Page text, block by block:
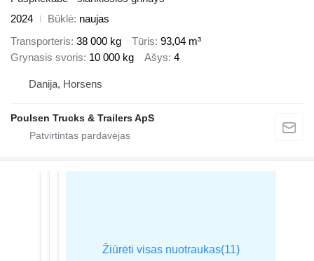
2024
Būklė naujas
Transporteris 38 000 kg Tūris 93,04 m³
Grynasis svoris 10 000 kg Ašys 4
Danija, Horsens
Poulsen Trucks & Trailers ApS